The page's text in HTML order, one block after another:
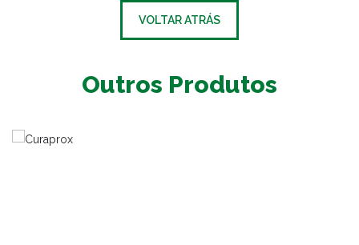
VOLTAR ATRÁS
Outros Produtos